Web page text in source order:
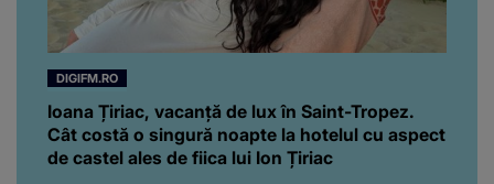
DIGIFM.RO
Ioana Țiriac, vacanță de lux în Saint-Tropez.
Cât costă o singură noapte la hotelul cu aspect
de castel ales de fiica lui Ion Țiriac